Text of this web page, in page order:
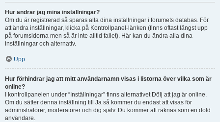
Hur ändrar jag mina inställningar?
Om du är registrerad så sparas alla dina inställningar i forumets databas. För
att ändra inställningar, klicka på Kontrollpanel-länken (finns oftast längst upp
på forumsidorna men så är inte alltid fallet). Här kan du ändra alla dina
inställningar och alternativ.
Upp
Hur förhindrar jag att mitt användarnamn visas i listorna över vilka som är
online?
I kontrollpanelen under “Inställningar” finns alternativet Dölj att jag är online.
Om du sätter denna inställning till Ja så kommer du endast att visas för
administratörer, moderatorer och dig själv. Du kommer att räknas som en dold
användare.